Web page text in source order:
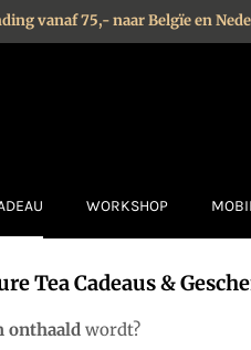
vanaf 75,- naar Belgïe en
WORKSHOP
Tea Cadeaus &
onthaald wordt?